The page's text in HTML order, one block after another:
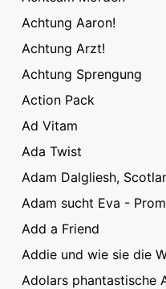
Achtung Aaron!
Achtung Arzt!
Achtung Sprengung
Action Pack
Ad Vitam
Ada Twist
Adam Dalgliesh,
Adam sucht Eva -
Add a Friend
Addie und wie sie die
Adolars phantastische